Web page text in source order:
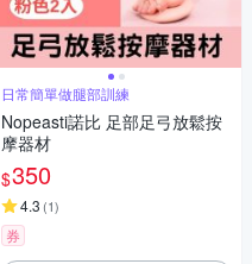
日常簡單做腿部訓練
Nopeasti諾比 足部足弓放鬆按
摩器材
$350
4.3 (1)
券